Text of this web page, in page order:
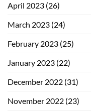
April 2023 (26)
March 2023 (24)
February 2023 (25)
January 2023 (22)
December 2022 (31)
November 2022 (23)